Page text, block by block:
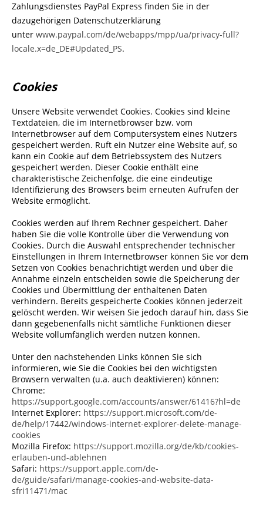
Zahlungsdienstes PayPal Express finden Sie in der
dazugehörigen Datenschutzerklärung
unter www.paypal.com/de/webapps/mpp/ua/privacy-full?
locale.x=de_DE#Updated_PS.
Cookies
Unsere Website verwendet Cookies. Cookies sind kleine
Textdateien, die im Internetbrowser bzw. vom
Internetbrowser auf dem Computersystem eines Nutzers
gespeichert werden. Ruft ein Nutzer eine Website auf, so
kann ein Cookie auf dem Betriebssystem des Nutzers
gespeichert werden. Dieser Cookie enthält eine
charakteristische Zeichenfolge, die eine eindeutige
Identifizierung des Browsers beim erneuten Aufrufen der
Website ermöglicht.
Cookies werden auf Ihrem Rechner gespeichert. Daher
haben Sie die volle Kontrolle über die Verwendung von
Cookies. Durch die Auswahl entsprechender technischer
Einstellungen in Ihrem Internetbrowser können Sie vor dem
Setzen von Cookies benachrichtigt werden und über die
Annahme einzeln entscheiden sowie die Speicherung der
Cookies und Übermittlung der enthaltenen Daten
verhindern. Bereits gespeicherte Cookies können jederzeit
gelöscht werden. Wir weisen Sie jedoch darauf hin, dass Sie
dann gegebenenfalls nicht sämtliche Funktionen dieser
Website vollumfänglich werden nutzen können.
Unter den nachstehenden Links können Sie sich
informieren, wie Sie die Cookies bei den wichtigsten
Browsern verwalten (u.a. auch deaktivieren) können:
Chrome:
https://support.google.com/accounts/answer/61416?hl=de
Internet Explorer: https://support.microsoft.com/de-
de/help/17442/windows-internet-explorer-delete-manage-
cookies
Mozilla Firefox: https://support.mozilla.org/de/kb/cookies-
erlauben-und-ablehnen
Safari: https://support.apple.com/de-
de/guide/safari/manage-cookies-and-website-data-
sfri11471/mac